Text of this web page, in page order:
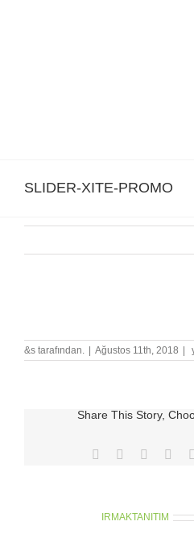
SLIDER-XITE-PROMO
&s tarafından. Ağustos 11th, 2018
Share This Story,
Facebook Reddit
IRMAKTANITIM